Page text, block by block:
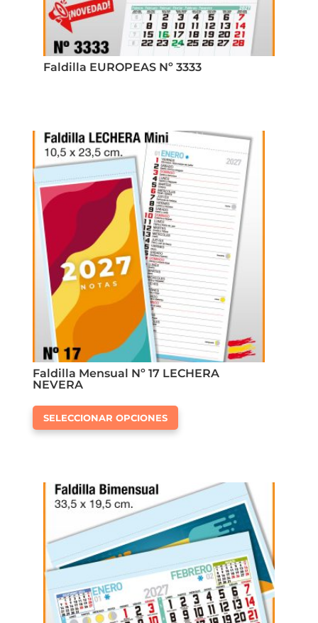
Faldilla EUROPEAS Nº 3333
Faldilla Mensual Nº 17 LECHERA
NEVERA
SELECCIONAR OPCIONES
Este
Las
opciones
se
pueden
elegir
en
la